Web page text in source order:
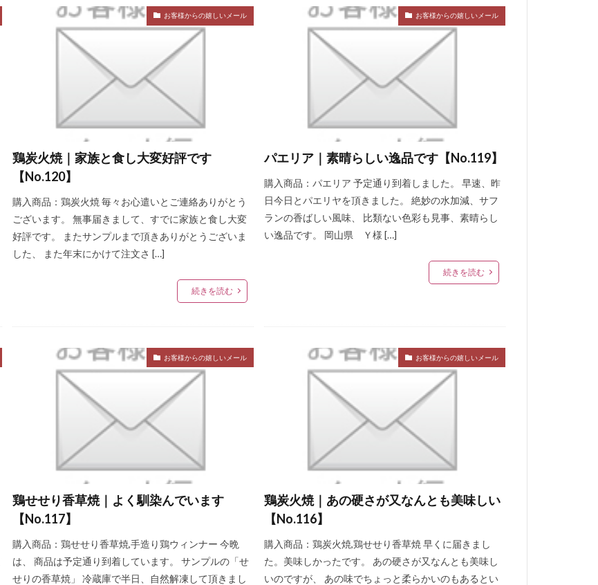
お客様からの嬉しいメール
鶏炭火焼｜家族と食し大変好評です
【No.120】
購入商品：鶏炭火焼 毎々お心遣いとご連絡ありがとう
ございます。 無事届きまして、すでに家族と食し大変
好評です。 またサンプルまで頂きありがとうございま
した、 また年末にかけて注文さ […]
続きを読む
お客様からの嬉しいメール
パエリア｜素晴らしい逸品です【No.119】
購入商品：パエリア 予定通り到着しました。 早速、昨
日今日とパエリヤを頂きました。 絶妙の水加減、サフ
ランの香ばしい風味、 比類ない色彩も見事、素晴らし
い逸品です。 岡山県 Ｙ様 […]
続きを読む
お客様からの嬉しいメール
鶏せせり香草焼｜よく馴染んでいます
【No.117】
購入商品：鶏せせり香草焼,手造り鶏ウィンナー 今晩
は、 商品は予定通り到着しています。 サンプルの「せ
せりの香草焼」 冷蔵庫で半日、自然解凍して頂きまし
お客様からの嬉しいメール
鶏炭火焼｜あの硬さが又なんとも美味しい
【No.116】
購入商品：鶏炭火焼,鶏せせり香草焼 早くに届きまし
た。美味しかったです。 あの硬さが又なんとも美味し
いのですが、 あの味でちょっと柔らかいのもあるとい